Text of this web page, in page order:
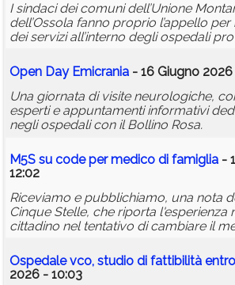
I sindaci dei comuni dell’Unione
dell’Ossola fanno proprio l’appello
dei servizi all’interno degli ospedali
Open Day Emicrania - 16 Giugno 2026
Una giornata di visite neurologiche,
esperti e appuntamenti informativi
negli ospedali con il Bollino Rosa.
M5S su code per medico di famiglia -
12:02
Riceviamo e pubblichiamo, una nota
Cinque Stelle, che riporta l'esperienza
cittadino nel tentativo di cambiare il
Ospedalevco, studio di fattibilità
2026 - 10:03